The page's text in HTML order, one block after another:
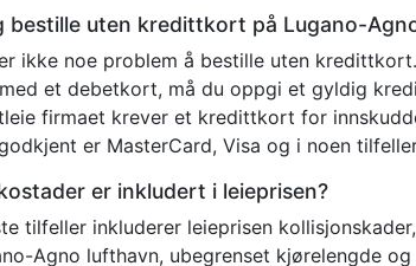
bestille uten kredittkort på Lugano-
ikke noe problem å bestille uten
et debetkort, må du oppgi et gyldig
firmaet krever et kredittkort for
er MasterCard, Visa og i noen
er inkludert i leieprisen?
tilfeller inkluderer leieprisen
Agno lufthavn, ubegrenset kjørelengde